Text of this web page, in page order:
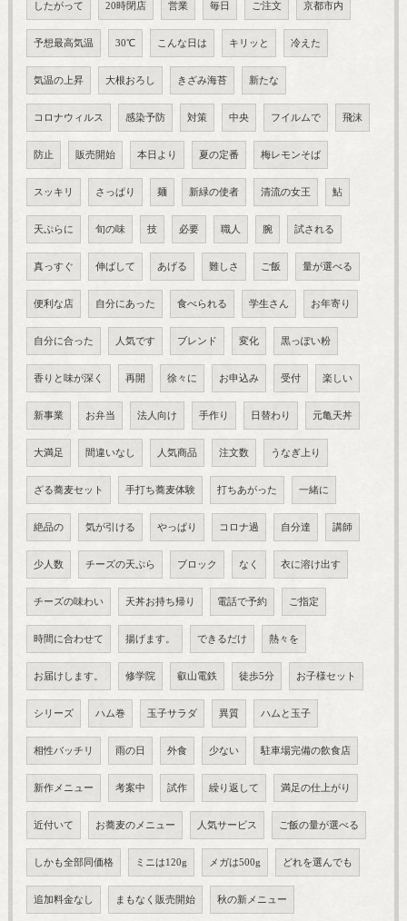
したがって 20時閉店 営業 毎日 ご注文 京都市内
予想最高気温 30℃ こんな日は キリッと 冷えた
気温の上昇 大根おろし きざみ海苔 新たな
コロナウィルス 感染予防 対策 中央 フイルムで 飛沫
防止 販売開始 本日より 夏の定番 梅レモンそば
スッキリ さっぱり 麺 新緑の使者 清流の女王 鮎
天ぷらに 旬の味 技 必要 職人 腕 試される
真っすぐ 伸ばして あげる 難しさ ご飯 量が選べる
便利な店 自分にあった 食べられる 学生さん お年寄り
自分に合った 人気です ブレンド 変化 黒っぽい粉
香りと味が深く 再開 徐々に お申込み 受付 楽しい
新事業 お弁当 法人向け 手作り 日替わり 元亀天丼
大満足 間違いなし 人気商品 注文数 うなぎ上り
ざる蕎麦セット 手打ち蕎麦体験 打ちあがった 一緒に
絶品の 気が引ける やっぱり コロナ過 自分達 講師
少人数 チーズの天ぷら ブロック なく 衣に溶け出す
チーズの味わい 天丼お持ち帰り 電話で予約 ご指定
時間に合わせて 揚げます。 できるだけ 熱々を
お届けします。 修学院 叡山電鉄 徒歩5分 お子様セット
シリーズ ハム巻 玉子サラダ 異質 ハムと玉子
相性バッチリ 雨の日 外食 少ない 駐車場完備の飲食店
新作メニュー 考案中 試作 繰り返して 満足の仕上がり
近付いて お蕎麦のメニュー 人気サービス ご飯の量が選べる
しかも全部同価格 ミニは120g メガは500g どれを選んでも
追加料金なし まもなく販売開始 秋の新メニュー